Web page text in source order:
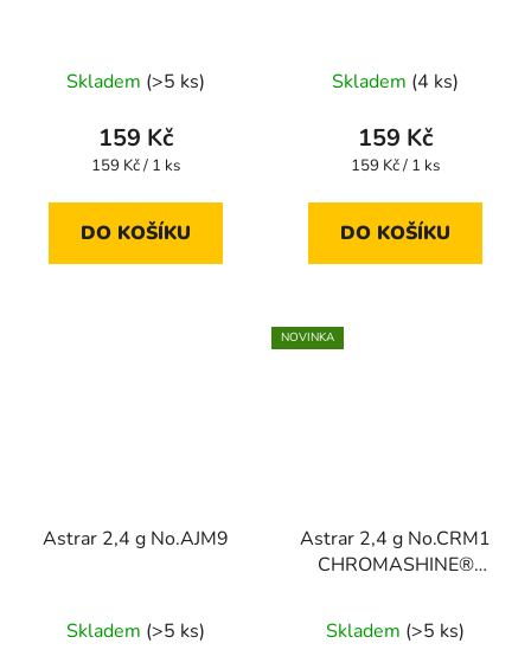
Skladem (>5 ks)
159 Kč
Měrná
159 Kč / 1 ks
DO KOŠÍKU
Skladem (4 ks)
159 Kč
Měrná
159 Kč / 1 ks
DO KOŠÍKU
Astrar 2,4 g No.AJM9
Skladem (>5 ks)
NOVINKA
Astrar 2,4 g No.CRM1
CHROMASHINE®
Skladem (>5 ks)